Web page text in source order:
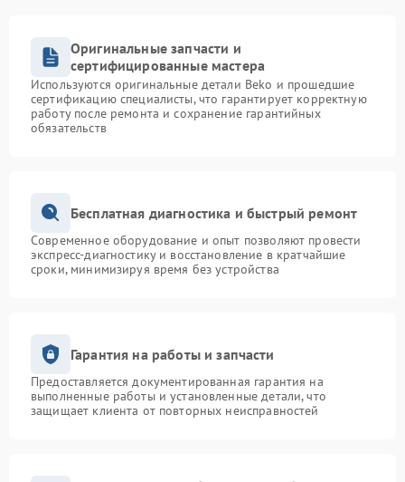
Оригинальные запчасти и
сертифицированные мастера
Используются оригинальные детали Beko и прошедшие
сертификацию специалисты, что гарантирует корректную
работу после ремонта и сохранение гарантийных
обязательств
Бесплатная диагностика и быстрый ремонт
Современное оборудование и опыт позволяют провести
экспресс-диагностику и восстановление в кратчайшие
сроки, минимизируя время без устройства
Гарантия на работы и запчасти
Предоставляется документированная гарантия на
выполненные работы и установленные детали, что
защищает клиента от повторных неисправностей